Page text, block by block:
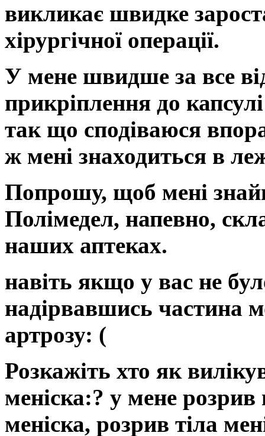
викликає швидке
хірургічної операції.
У мене швидше за все
прикріплення до
так що сподіваюся
ж мені знаходиться в
Попрошу, щоб мені
Полімедел, напевно,
наших аптеках.
навіть якщо у вас не
надірвавшись частина
артрозу: (
Розкажіть хто як
меніска:? у мене
меніска, розрив тіла